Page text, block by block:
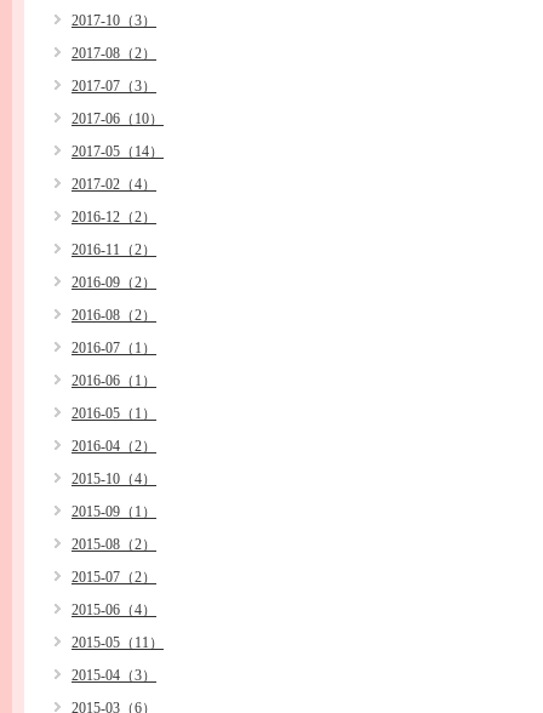
2017-10（3）
2017-08（2）
2017-07（3）
2017-06（10）
2017-05（14）
2017-02（4）
2016-12（2）
2016-11（2）
2016-09（2）
2016-08（2）
2016-07（1）
2016-06（1）
2016-05（1）
2016-04（2）
2015-10（4）
2015-09（1）
2015-08（2）
2015-07（2）
2015-06（4）
2015-05（11）
2015-04（3）
2015-03（6）